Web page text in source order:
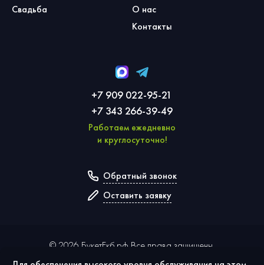
Свадьба
О нас
Контакты
+7 909 022-95-21
+7 343 266-39-49
Работаем ежедневно
и круглосуточно!
Обратный звонок
Оставить заявку
© 2026 БукетЕкб.рф Все права защищены.